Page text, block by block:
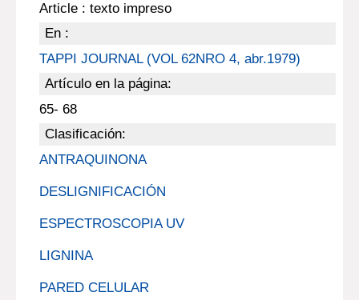
Article : texto impreso
En :
TAPPI JOURNAL (VOL 62NRO 4, abr.1979)
Artículo en la página:
65- 68
Clasificación:
ANTRAQUINONA
DESLIGNIFICACIÓN
ESPECTROSCOPIA UV
LIGNINA
PARED CELULAR